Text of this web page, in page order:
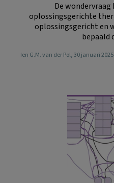
De
oplossingsgerichte
oplossingsgericht en
bepaald
Ien G.M. van der Pol, 30 januari 2025